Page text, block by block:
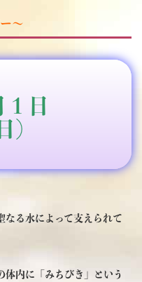
～
１日
）
なる水によって支えられて
体内に「みちびき」という